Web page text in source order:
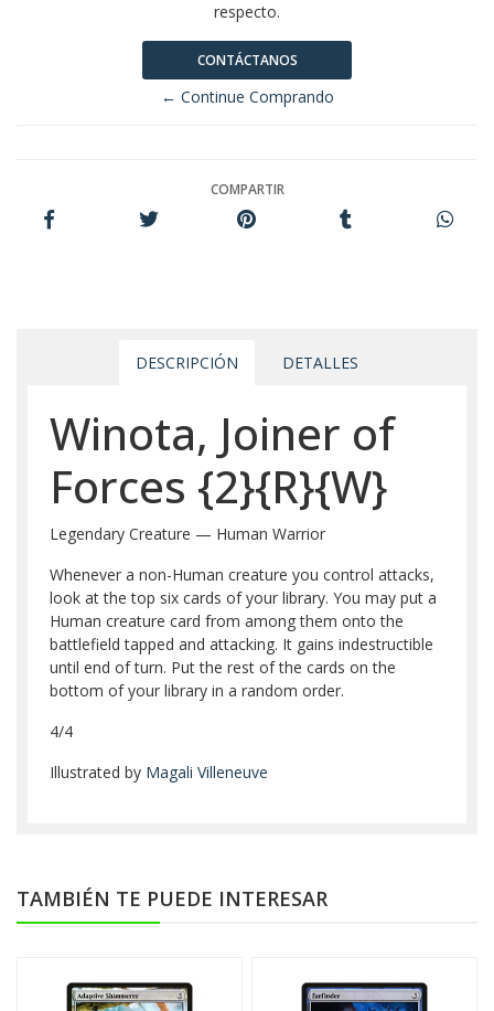
respecto.
CONTÁCTANOS
← Continue Comprando
COMPARTIR
DESCRIPCIÓN DETALLES
Winota, Joiner of
Forces {2}{R}{W}
Legendary Creature — Human Warrior
Whenever a non-Human creature you control attacks,
look at the top six cards of your library. You may put a
Human creature card from among them onto the
battlefield tapped and attacking. It gains indestructible
until end of turn. Put the rest of the cards on the
bottom of your library in a random order.
4/4
Illustrated by Magali Villeneuve
TAMBIÉN TE PUEDE INTERESAR